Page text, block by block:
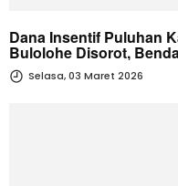
Dana Insentif Puluhan
Bulolohe Disorot,
Selasa, 03 Maret 2026